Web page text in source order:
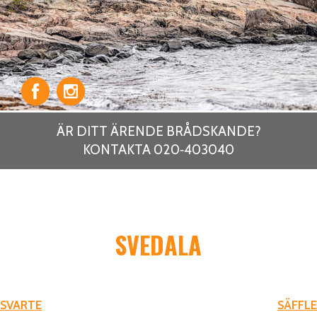
ÄR DITT ÄRENDE BRÅDSKANDE?
KONTAKTA 020‑403040
SVEDALA
INLÄGGSNAVIGERING
SVARTE SÄFFLE